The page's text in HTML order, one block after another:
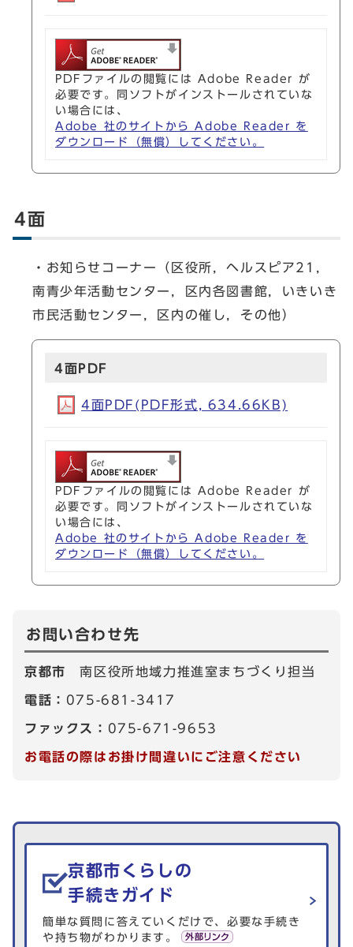
PDFファイルの閲覧には Adobe Reader が
必要です。同ソフトがインストールされていな
い場合には、
Adobe 社のサイトから Adobe Reader を
ダウンロード（無償）してください。
4面
・お知らせコーナー（区役所，ヘルスピア21，
南青少年活動センター，区内各図書館，いきいき
市民活動センター，区内の催し，その他）
4面PDF
4面PDF(PDF形式, 634.66KB)
PDFファイルの閲覧には Adobe Reader が
必要です。同ソフトがインストールされていな
い場合には、
Adobe 社のサイトから Adobe Reader を
ダウンロード（無償）してください。
お問い合わせ先
京都市南区役所地域力推進室まちづくり担当
電話： 075-681-3417
ファックス： 075-671-9653
お電話の際はお掛け間違いにご注意ください
生活情報を探す
京都市くらしの
手続きガイド
簡単な質問に答えていくだけで、必要な手続き
や持ち物がわかります。